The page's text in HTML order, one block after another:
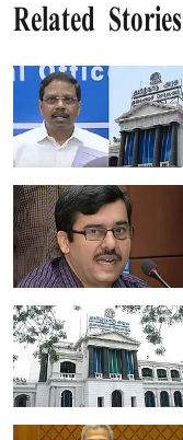
Related Stories